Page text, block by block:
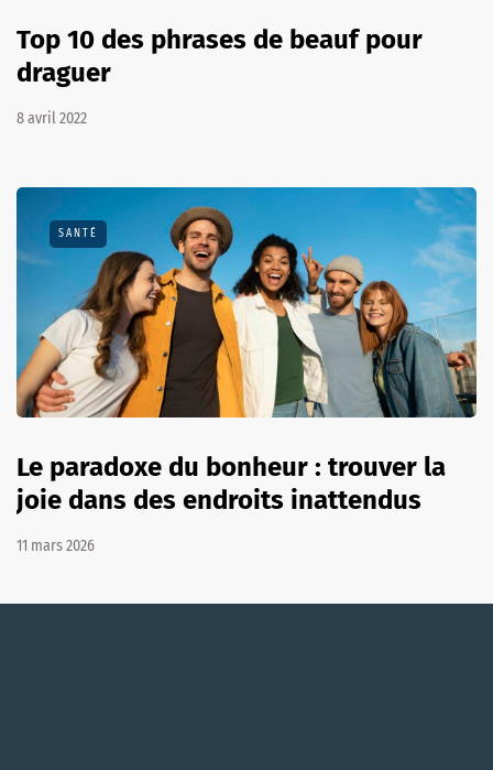
Top 10 des phrases de beauf pour
draguer
8 avril 2022
SANTÉ
Le paradoxe du bonheur : trouver la
joie dans des endroits inattendus
11 mars 2026